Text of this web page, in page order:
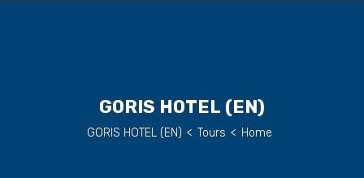
(EN) GORIS HOTEL
Home
>
Tours
>
(EN) GORIS HOTEL